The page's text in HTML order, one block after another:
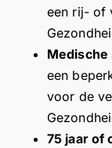
een rij- of
Medische
een
voor de
75 jaar of